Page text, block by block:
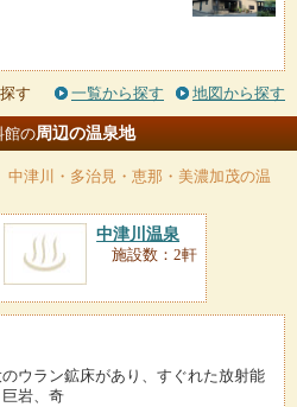
す 一覧から探す 地図から探す
館の周辺の温泉地
中津川・多治見・恵那・美濃加茂の温
中津川温泉
施設数：2軒
ウラン鉱床があり、すぐれた放射能
岩、奇